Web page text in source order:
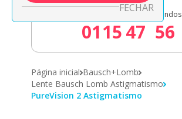
FECHAR
01
Horas
15
Minutos
47
Segundos
55
Página inicial Bausch+Lomb
Lente Bausch Lomb Astigmatismo
PureVision 2 Astigmatismo